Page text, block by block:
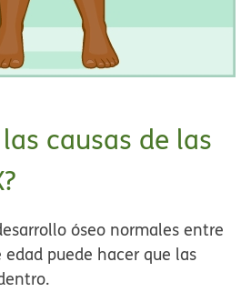
causas de las
óseo normales entre
puede hacer que las